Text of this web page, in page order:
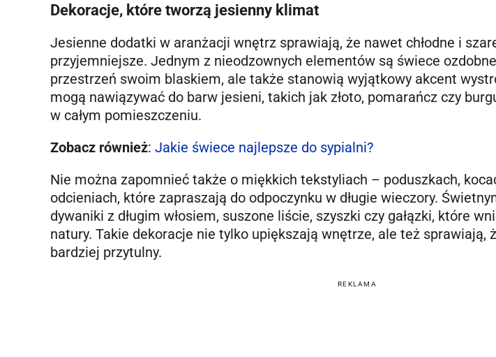
Dekoracje, które tworzą jesienny klimat
Jesienne dodatki w aranżacji wnętrz sprawiają, że nawet chłodne i
przyjemniejsze. Jednym z nieodzownych elementów są świece
przestrzeń swoim blaskiem, ale także stanowią wyjątkowy akcent
mogą nawiązywać do barw jesieni, takich jak złoto, pomarańcz czy
w całym pomieszczeniu.
Zobacz również: Jakie świece najlepsze do sypialni?
Nie można zapomnieć także o miękkich tekstyliach – poduszkach,
odcieniach, które zapraszają do odpoczynku w długie wieczory.
dywaniki z długim włosiem, suszone liście, szyszki czy gałązki, które
natury. Takie dekoracje nie tylko upiększają wnętrze, ale też sprawiają,
bardziej przytulny.
REKLAMA